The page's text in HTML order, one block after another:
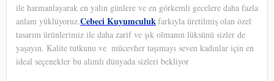
ile harmanlayarak en yalın günlere ve en görkemli gecelere daha fazla
anlam yüklüyoruz.Cebeci Kuyumculukfarkıyla üretilmiş olan özel
tasarım ürünlerimiz ile daha zarif ve şık olmanın lüksünü sizler de
yaşayın. Kalite tutkunu ve mücevher taşımayı seven kadınlar için en
ideal seçenekler bu alımlı dünyada sizleri bekliyor